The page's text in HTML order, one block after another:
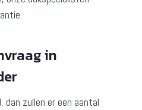
in
dan zullen er een aantal